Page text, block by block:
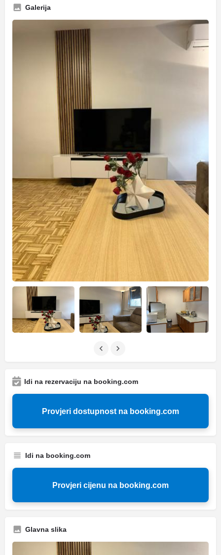
Galerija
Idi na rezervaciju na booking.com
Provjeri dostupnost na booking.com
Idi na booking.com
Provjeri cijenu na booking.com
Glavna slika